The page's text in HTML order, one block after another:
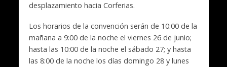
desplazamiento hacia Corferias.
Los horarios de la convención serán de 10:00 de la
mañana a 9:00 de la noche el viernes 26 de junio;
hasta las 10:00 de la noche el sábado 27; y hasta
las 8:00 de la noche los días domingo 28 y lunes